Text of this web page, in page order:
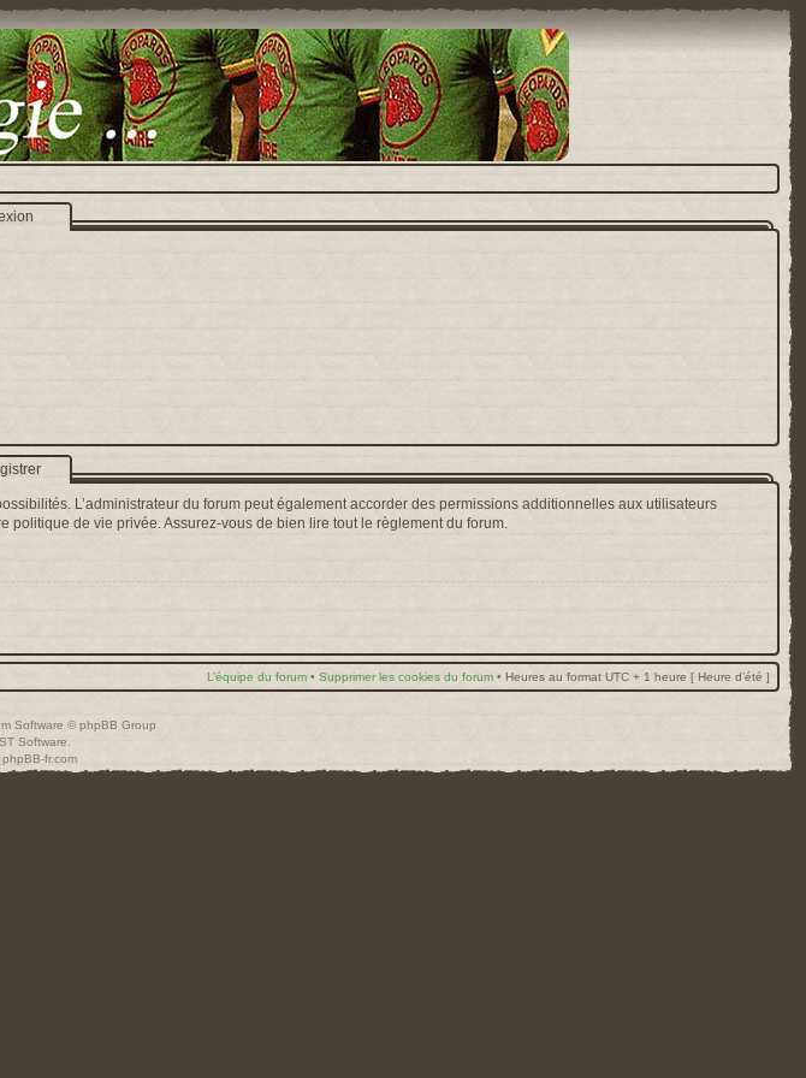
L’administrateur du forum peut également accorder des permissions additionnelles aux utilisateurs
politique de vie privée. Assurez-vous de bien lire tout le règlement du forum.
L’équipe du forum • Supprimer les cookies du forum • Heures au format UTC + 1 heure [ Heure d’été ]
Software © phpBB Group
ST Software
phpBB-fr.com